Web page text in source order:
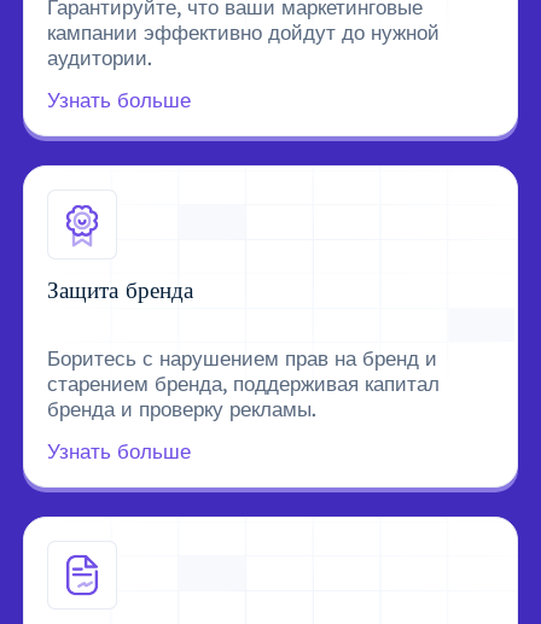
Гарантируйте, что ваши маркетинговые
кампании эффективно дойдут до нужной
аудитории.
Узнать больше
Защита бренда
Боритесь с нарушением прав на бренд и
старением бренда, поддерживая капитал
бренда и проверку рекламы.
Узнать больше